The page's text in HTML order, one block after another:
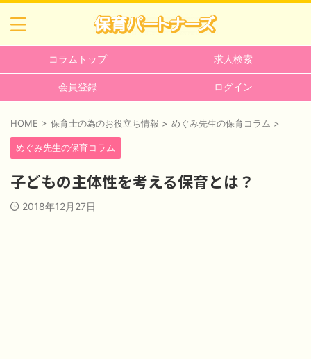
コラムトップ 求人検索
会員登録 ログイン
HOME > 保育士の為のお役立ち情報 > めぐみ先生の保育コラム >
めぐみ先生の保育コラム
子どもの主体性を考える保育とは？
2018年12月27日